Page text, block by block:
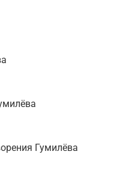
Гумилёва